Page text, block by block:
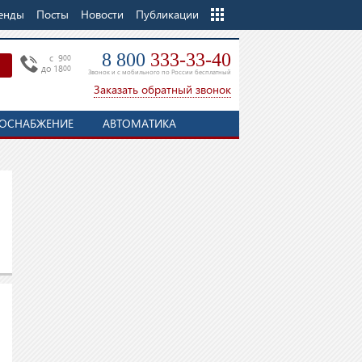
Посты Новости Публикации
Еще
c 900
до 1800 8 800 333-33-40
Звонок и с мобильного по России бесплатный
Заказать обратный звонок
АВТОМАТИКА